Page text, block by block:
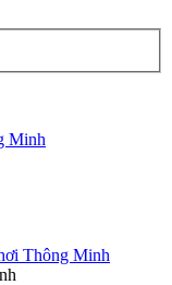
Minh
Thông Minh